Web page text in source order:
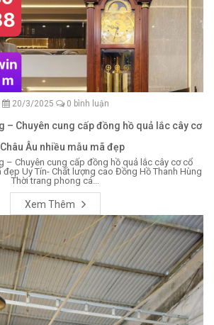
20/3/2025 0 bình luận
– Chuyên cung cấp đồng hồ quả lắc cây cơ
Âu nhiều mẫu mã đẹp
– Chuyên cung cấp đồng hồ quả lắc cây cơ cổ
đẹp Uy Tín- Chất lượng cao Đồng Hồ Thanh Hùng
Thời trang phong cá...
Xem Thêm